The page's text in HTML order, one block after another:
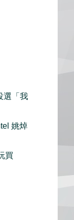
選「我
姚焯
買